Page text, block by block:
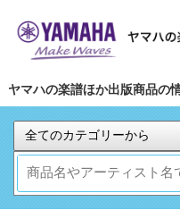
ヤマハの楽譜ほか出版商品の